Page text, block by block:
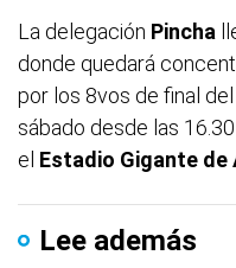
La delegación Pincha
donde quedará
por los 8vos de final del
sábado desde las
el Estadio Gigante de
Lee además